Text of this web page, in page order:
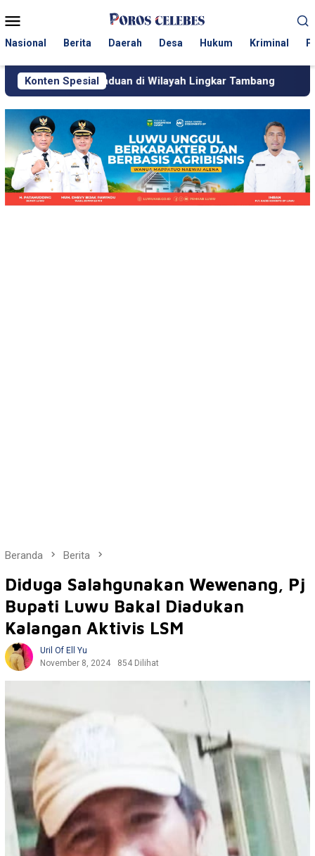
ke
Mobile
Nasional Berita Daerah Desa Hukum Kriminal
Konten Spesial
di Wilayah Lingkar Tambang Respons Cepat KJM
Beranda Berita
Diduga Salahgunakan Wewenang, Pj
Bupati Luwu Bakal Diadukan
Kalangan Aktivis LSM
Uril Of Ell Yu
November 8, 2024
854 Dilihat